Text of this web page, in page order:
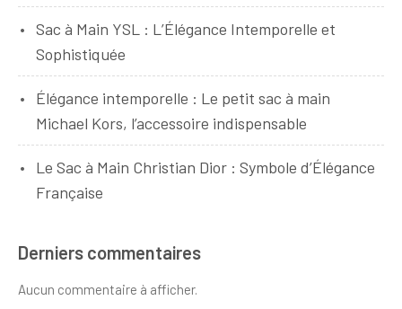
Sac à Main YSL : L’Élégance Intemporelle et
Sophistiquée
Élégance intemporelle : Le petit sac à main
Michael Kors, l’accessoire indispensable
Le Sac à Main Christian Dior : Symbole d’Élégance
Française
Derniers commentaires
Aucun commentaire à afficher.